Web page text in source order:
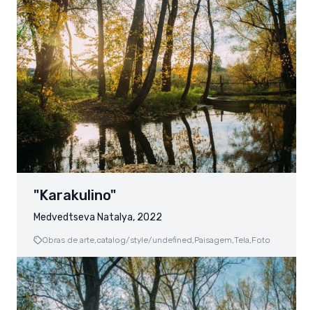
"Karakulino"
Medvedtseva Natalya, 2022
Obras de arte,catalog/style/undefined,Paisagem,Tela,Foto